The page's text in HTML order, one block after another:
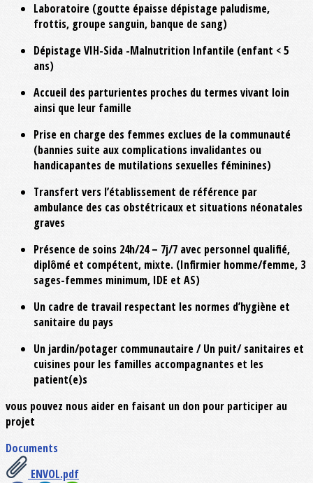
Laboratoire (goutte épaisse dépistage paludisme,
frottis, groupe sanguin, banque de sang)
Dépistage VIH-Sida -Malnutrition Infantile (enfant < 5
ans)
Accueil des parturientes proches du termes vivant loin
ainsi que leur famille
Prise en charge des femmes exclues de la communauté
(bannies suite aux complications invalidantes ou
handicapantes de mutilations sexuelles féminines)
Transfert vers l’établissement de référence par
ambulance des cas obstétricaux et situations néonatales
graves
Présence de soins 24h/24 – 7j/7 avec personnel qualifié,
diplômé et compétent, mixte. (Infirmier homme/femme, 3
sages-femmes minimum, IDE et AS)
Un cadre de travail respectant les normes d’hygiène et
sanitaire du pays
Un jardin/potager communautaire / Un puit/ sanitaires et
cuisines pour les familles accompagnantes et les
patient(e)s
vous pouvez nous aider en faisant un don pour participer au
projet
Documents
ENVOL.pdf